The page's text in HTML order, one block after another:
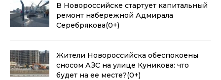
В Новороссийске стартует капитальный
ремонт набережной Адмирала
Серебрякова(0+)
Жители Новороссийска обеспокоены
сносом АЗС на улице Куникова: что
будет на ее месте?(0+)